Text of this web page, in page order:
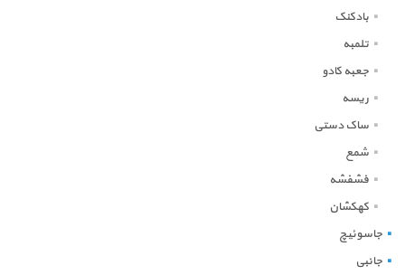
بادکنک
تلمبه
جعبه کادو
ریسه
ساک دستی
شمع
فشفشه
کهکشان
جاسوئیچ
جانبی